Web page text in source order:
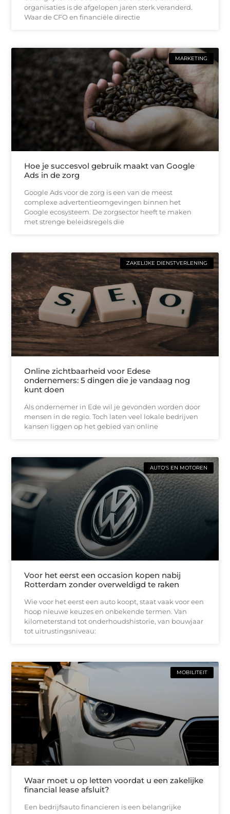
organisaties is de afgelopen jaren sterk veranderd.
Waar de CFO en financiële directie
MARKETING
Hoe je succesvol gebruik maakt van Google
Ads in de zorg
Google Ads voor de zorg is een van de meest
complexe advertentieomgevingen binnen het
Google ecosysteem. De zorgsector heeft te maken
met strenge beleidsregels die
ZAKELIJKE DIENSTVERLENING
Online zichtbaarheid voor Edese
ondernemers: 5 dingen die je vandaag nog
kunt doen
Als ondernemer in Ede wil je gevonden worden door
mensen in de regio. Toch laten veel lokale bedrijven
kansen liggen op het gebied van online
AUTO'S EN MOTOREN
Voor het eerst een occasion kopen nabij
Rotterdam zonder overweldigd te raken
Wie voor het eerst een auto koopt, staat vaak voor een
hoop nieuwe keuzes en onbekende termen. Van
kilometerstand tot onderhoudshistorie, van bouwjaar
tot uitrustingsniveau:
MOBILITEIT
Waar moet u op letten voordat u een zakelijke
financial lease afsluit?
Een bedrijfsauto financieren is een belangrijke